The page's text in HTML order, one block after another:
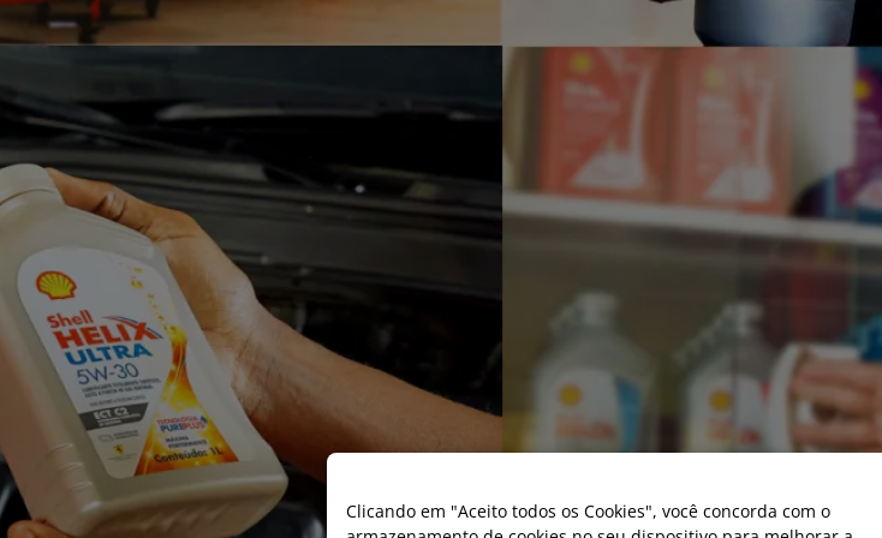
Clicando em "Aceito todos os Cookies", você concorda com o